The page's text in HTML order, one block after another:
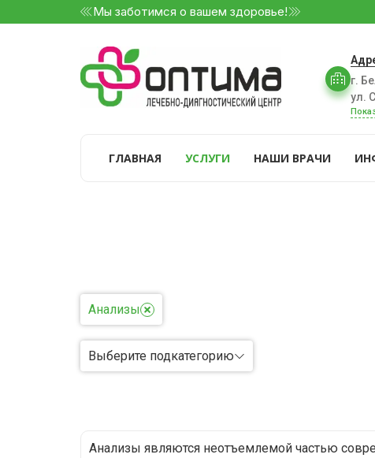
Мы заботимся о вашем здоровье!
г.
ул.
ГЛАВНАЯ УСЛУГИ НАШИ ВРАЧИ
Анализы
Выберите подкатегорию
Анализы являются неотъемлемой частью